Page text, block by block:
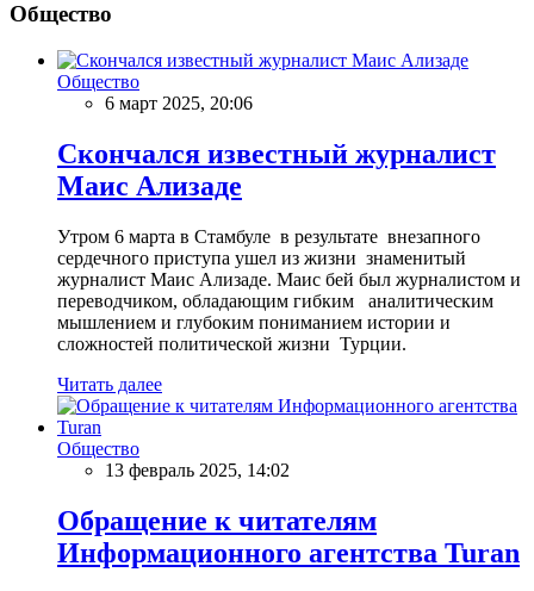
Общество
Общество
6 март 2025, 20:06
Скончался известный журналист
Маис Ализаде
Утром 6 марта в Стамбуле в результате внезапного
сердечного приступа ушел из жизни знаменитый
журналист Маис Ализаде. Маис бей был журналистом и
переводчиком, обладающим гибким аналитическим
мышлением и глубоким пониманием истории и
сложностей политической жизни Турции.
Читать далее
Общество
13 февраль 2025, 14:02
Обращение к читателям
Информационного агентства Turan